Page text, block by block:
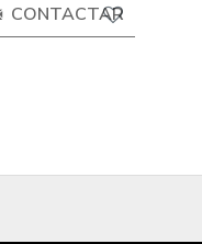
CONTACTAR